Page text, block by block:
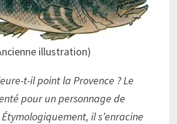
illustration)
t-il point la Provence ? Le
pour un personnage de
il s’enracine